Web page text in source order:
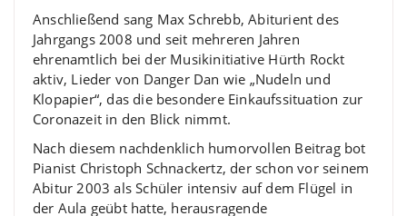
Anschließend sang Max Schrebb, Abiturient des
Jahrgangs 2008 und seit mehreren Jahren
ehrenamtlich bei der Musikinitiative Hürth Rockt
aktiv, Lieder von Danger Dan wie „Nudeln und
Klopapier“, das die besondere Einkaufssituation zur
Coronazeit in den Blick nimmt.
Nach diesem nachdenklich humorvollen Beitrag bot
Pianist Christoph Schnackertz, der schon vor seinem
Abitur 2003 als Schüler intensiv auf dem Flügel in
der Aula geübt hatte, herausragende